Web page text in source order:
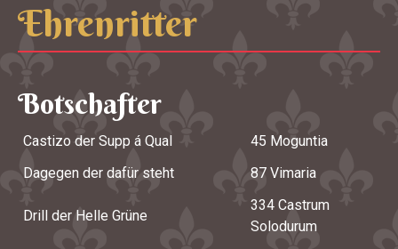
Ehrenritter
Botschafter
Castizo der Supp á Qual
45 Moguntia
Dagegen der dafür steht
87 Vimaria
Drill der Helle Grüne
334 Castrum
Solodurum